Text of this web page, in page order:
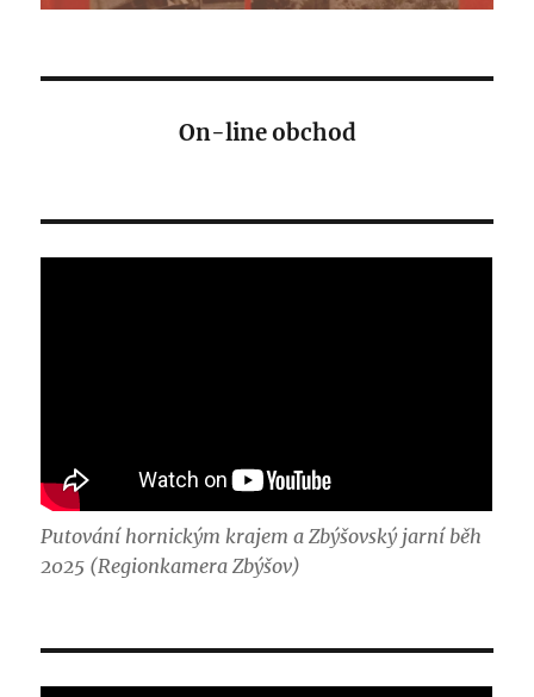
On-line obchod
Putování hornickým krajem a Zbýšovský jarní běh
2025 (Regionkamera Zbýšov)